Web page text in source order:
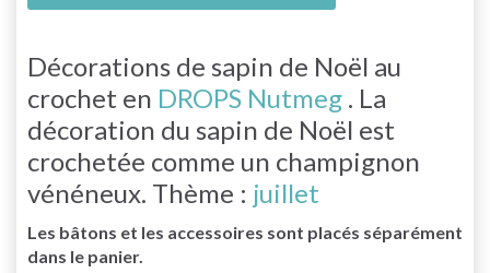
Décorations de sapin de Noël au
crochet en DROPS Nutmeg . La
décoration du sapin de Noël est
crochetée comme un champignon
vénéneux. Thème : juillet
Les bâtons et les accessoires sont placés séparément
dans le panier.